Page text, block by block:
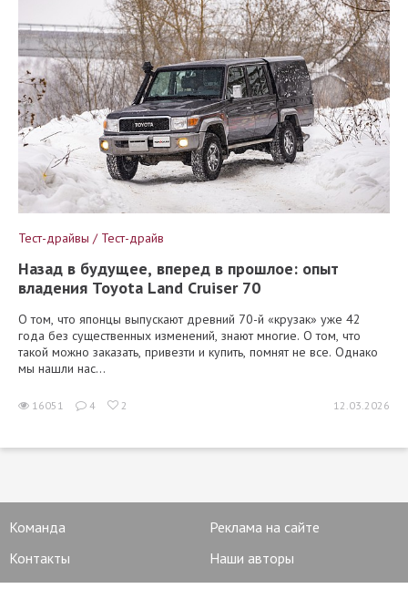
Тест-драйвы / Тест-драйв
Назад в будущее, вперед в прошлое: опыт
владения Toyota Land Cruiser 70
О том, что японцы выпускают древний 70-й «крузак» уже 42
года без существенных изменений, знают многие. О том, что
такой можно заказать, привезти и купить, помнят не все. Однако
мы нашли нас...
16051 4 2 12.03.2026
Команда
Реклама на сайте
Контакты
Наши авторы